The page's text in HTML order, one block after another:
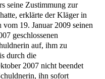
seine Zustimmung zur
erklärte der Kläger in
19. Januar 2009 seinen
geschlossenen
auf, ihm zu
durch die
2007 nicht beendet
ihn sofort